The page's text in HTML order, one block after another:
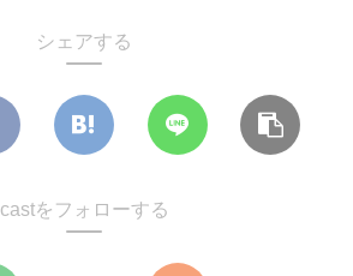
シェアする
castをフォローする